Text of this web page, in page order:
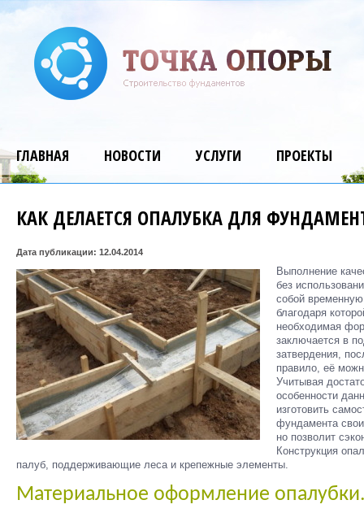
ГЛАВНАЯ НОВОСТИ УСЛУГИ ПРОЕКТЫ
КАК ДЕЛАЕТСЯ ОПАЛУБКА ДЛЯ
Дата публикации: 12.04.2014
Выполнение
без
собой
благодаря
необходимая
заключается в
затвердения,
правило, её
Учитывая
особенности
изготовить
фундамента
но позволит
Конструкция
палуб, поддерживающие леса и крепежные элементы.
Материальное оформление